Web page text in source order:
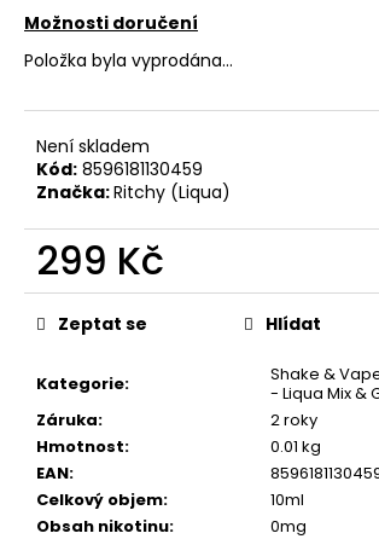
Možnosti doručení
Položka byla vyprodána…
Není skladem
Kód: 8596181130459
Značka:Ritchy (Liqua)
299 Kč
Měrná
cena:
Kategorie:
Shake &
- Liqua Mix &
Záruka:
2 roky
Hmotnost:
0.01 kg
EAN:
Celkový objem:
10ml
Obsah nikotinu:
0mg
Zeptat se Hlídat
m
e
BAR
600
-
PINEAPPLE
PEACH
MANGO
(ANANAS
MANGEM)
139
Kč